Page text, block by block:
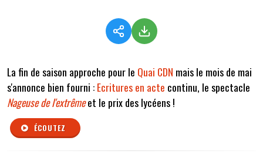
La fin de saison approche pour le Quai CDN mais le mois de mai
s'annonce bien fourni :Ecritures en acte continu, le spectacle
Nageuse de l'extrêmeet le prix des lycéens !
ÉCOUTEZ